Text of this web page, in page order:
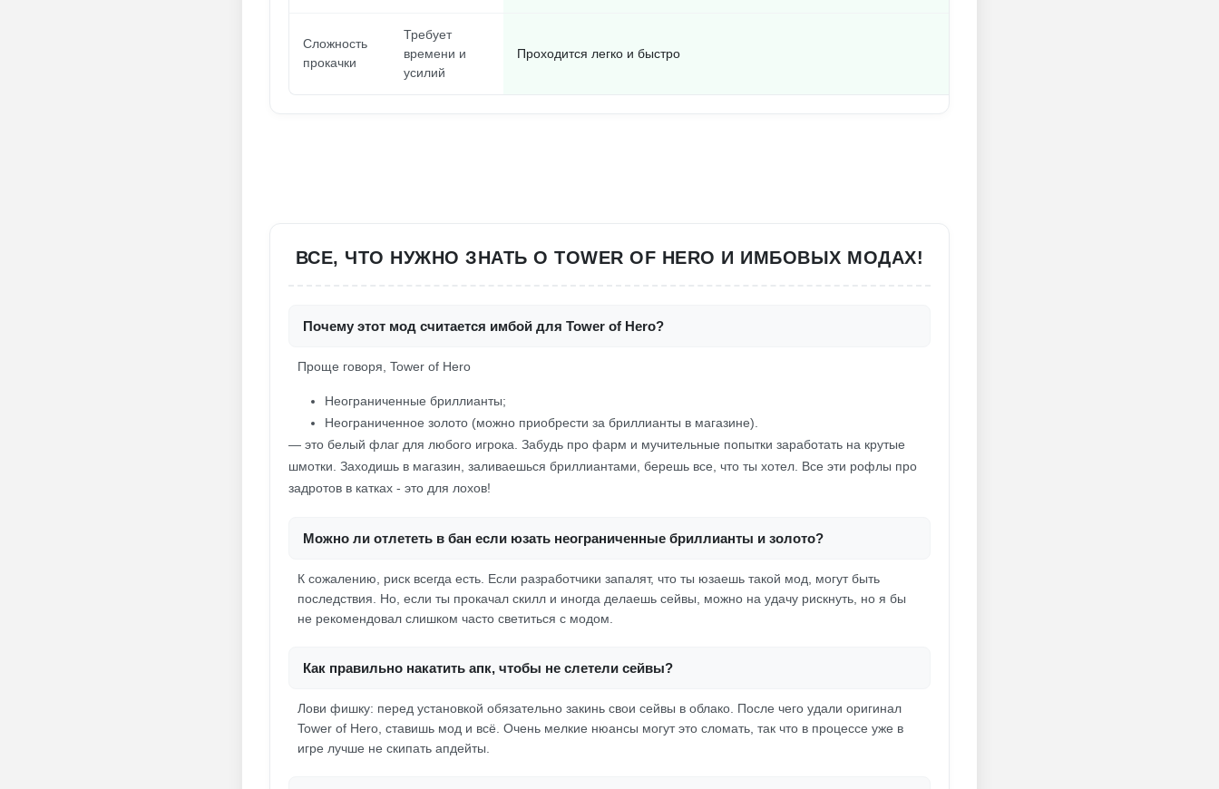
Сложность
прокачки
Требует
времени и
усилий
Проходится легко и быстро
ВСЕ, ЧТО НУЖНО ЗНАТЬ О TOWER OF HERO И ИМБОВЫХ МОДАХ!
Почему этот мод считается имбой для Tower of Hero?
Проще говоря, Tower of Hero
Неограниченные бриллианты;
Неограниченное золото (можно приобрести за бриллианты в магазине).
— это белый флаг для любого игрока. Забудь про фарм и мучительные попытки заработать на крутые
шмотки. Заходишь в магазин, заливаешься бриллиантами, берешь все, что ты хотел. Все эти рофлы про
задротов в катках - это для лохов!
Можно ли отлететь в бан если юзать неограниченные бриллианты и золото?
К сожалению, риск всегда есть. Если разработчики запалят, что ты юзаешь такой мод, могут быть
последствия. Но, если ты прокачал скилл и иногда делаешь сейвы, можно на удачу рискнуть, но я бы
не рекомендовал слишком часто светиться с модом.
Как правильно накатить апк, чтобы не слетели сейвы?
Лови фишку: перед установкой обязательно закинь свои сейвы в облако. После чего удали оригинал
Tower of Hero, ставишь мод и всё. Очень мелкие нюансы могут это сломать, так что в процессе уже в
игре лучше не скипать апдейты.